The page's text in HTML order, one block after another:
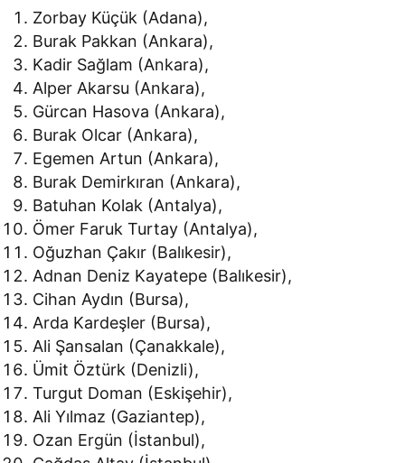
Zorbay Küçük (Adana),
Burak Pakkan (Ankara),
Kadir Sağlam (Ankara),
Alper Akarsu (Ankara),
Gürcan Hasova (Ankara),
Burak Olcar (Ankara),
Egemen Artun (Ankara),
Burak Demirkıran (Ankara),
Batuhan Kolak (Antalya),
Ömer Faruk Turtay (Antalya),
Oğuzhan Çakır (Balıkesir),
Adnan Deniz Kayatepe (Balıkesir),
Cihan Aydın (Bursa),
Arda Kardeşler (Bursa),
Ali Şansalan (Çanakkale),
Ümit Öztürk (Denizli),
Turgut Doman (Eskişehir),
Ali Yılmaz (Gaziantep),
Ozan Ergün (İstanbul),